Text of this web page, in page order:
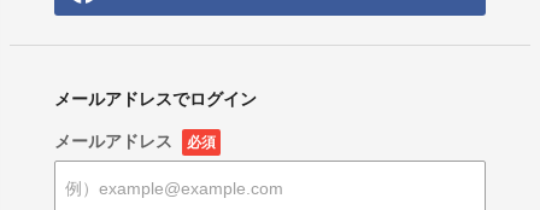
メールアドレスでログイン
メールアドレス 必須